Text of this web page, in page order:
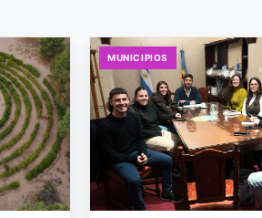
MUNICIPIOS